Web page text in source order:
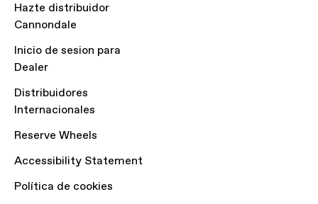
Hazte distribuidor
Cannondale
Inicio de sesion para
Dealer
Distribuidores
Internacionales
Reserve Wheels
Accessibility Statement
Política de cookies